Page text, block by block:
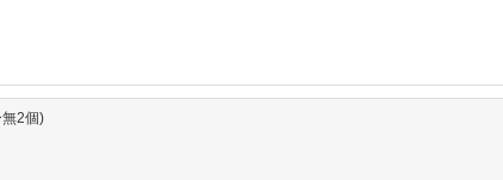
2個)